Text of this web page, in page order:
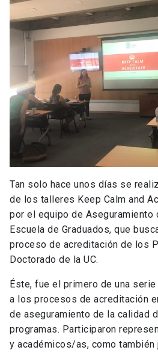
Tan solo hace unos días se
de los talleres Keep Calm and
por el equipo de Aseguramiento
Escuela de Graduados, que
proceso de acreditación de los
Doctorado de la UC.
Éste, fue el primero de una
a los procesos de acreditación
de aseguramiento de la calidad
programas. Participaron
y académicos/as, como